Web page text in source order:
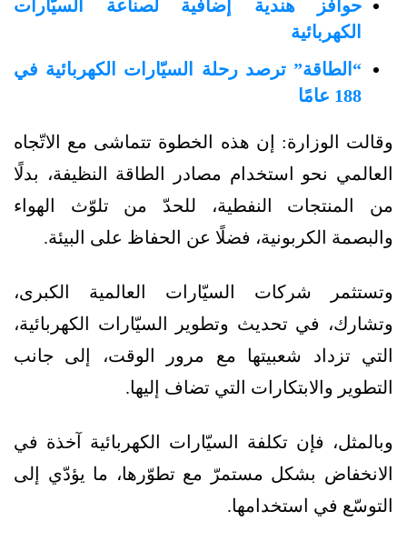
حوافز هندية إضافية لصناعة السيّارات
الكهربائية
“الطاقة” ترصد رحلة السيّارات الكهربائية في
188 عامًا
وقالت الوزارة: إن هذه الخطوة تتماشى مع الاتّجاه
العالمي نحو استخدام مصادر الطاقة النظيفة، بدلًا
من المنتجات النفطية، للحدّ من تلوّث الهواء
والبصمة الكربونية، فضلًا عن الحفاظ على البيئة.
وتستثمر شركات السيّارات العالمية الكبرى،
وتشارك، في تحديث وتطوير السيّارات الكهربائية،
التي تزداد شعبيتها مع مرور الوقت، إلى جانب
التطوير والابتكارات التي تضاف إليها.
وبالمثل، فإن تكلفة السيّارات الكهربائية آخذة في
الانخفاض بشكل مستمرّ مع تطوّرها، ما يؤدّي إلى
التوسّع في استخدامها.